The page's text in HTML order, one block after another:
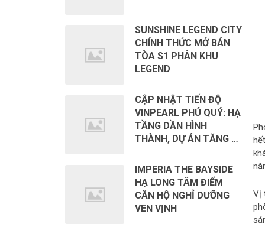
Vị
SUNSHINE LEGEND CITY
CHÍNH THỨC MỞ BÁN
TÒA S1 PHÂN KHU
LEGEND
CẬP NHẬT TIẾN ĐỘ
VINPEARL PHÚ QUÝ: HẠ
TẦNG DẦN HÌNH
THÀNH, DỰ ÁN TĂNG …
IMPERIA THE BAYSIDE
HẠ LONG TÂM ĐIỂM
CĂN HỘ NGHỈ DƯỠNG
VEN VỊNH